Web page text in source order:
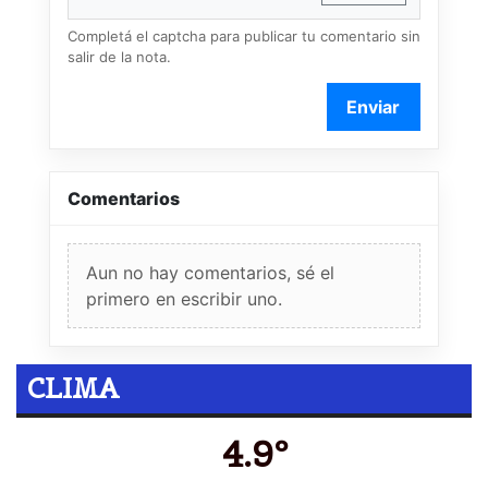
Completá el captcha para publicar tu comentario sin
salir de la nota.
Enviar
Comentarios
Aun no hay comentarios, sé el
primero en escribir uno.
CLIMA
4.9º